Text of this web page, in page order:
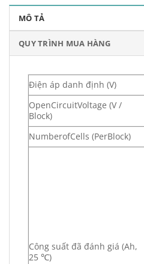
MÔ TẢ
QUY TRÌNH MUA HÀNG
Điện áp danh định (V)
OpenCircuitVoltage (V /
Block)
NumberofCells (PerBlock)
Công suất đã đánh giá (Ah,
25 ℃)